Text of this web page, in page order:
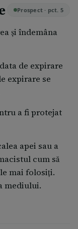
Prospect · pct. 5
şi îndemâna
de expirare
expirare se
a fi protejat
apei sau a
cum să
mai folosiţi.
mediului.